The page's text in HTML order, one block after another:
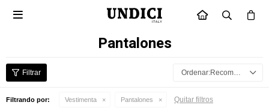
INICIO

Pantalones
Recomendados
Filtrando por: Vestimenta Pantalones Quitar filtros